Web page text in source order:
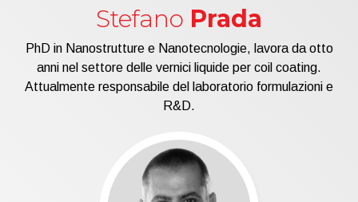
Stefano Prada
PhD in Nanostrutture e Nanotecnologie, lavora da otto
anni nel settore delle vernici liquide per coil coating.
Attualmente responsabile del laboratorio formulazioni e
R&D.